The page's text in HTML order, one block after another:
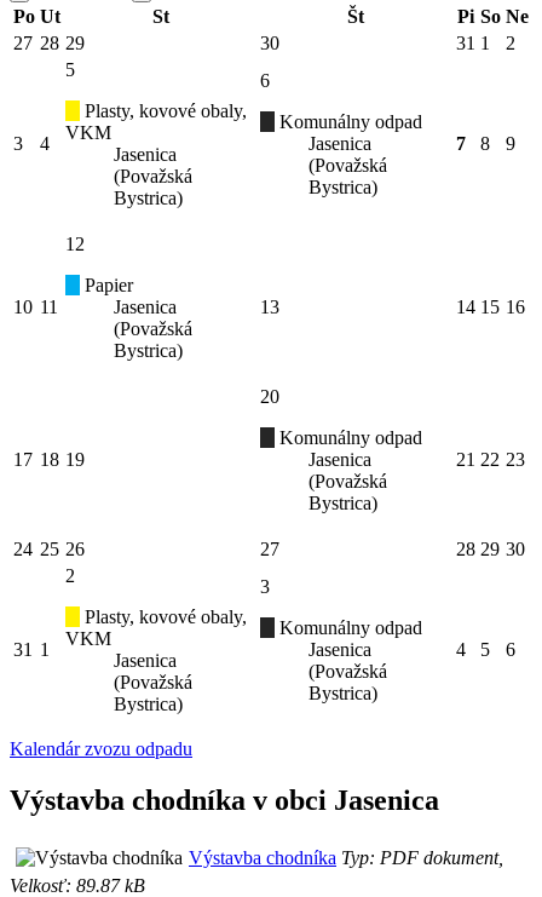
Po Ut St Št Pi So Ne
27 28 29 30 31 1 2
3 4
5
Plasty, kovové obaly,
VKM
Jasenica
(Považská
Bystrica)
6
Komunálny odpad
Jasenica
(Považská
Bystrica)
7 8 9
10 11
12
Papier
Jasenica
(Považská
Bystrica)
13 14 15 16
17 18 19
20
Komunálny odpad
Jasenica
(Považská
Bystrica)
21 22 23
24 25 26 27 28 29 30
31 1
2
Plasty, kovové obaly,
VKM
Jasenica
(Považská
Bystrica)
3
Komunálny odpad
Jasenica
(Považská
Bystrica)
4 5 6
Kalendár zvozu odpadu
Výstavba chodníka v obci Jasenica
Výstavba chodníka Typ: PDF dokument,
Velkosť: 89.87 kB